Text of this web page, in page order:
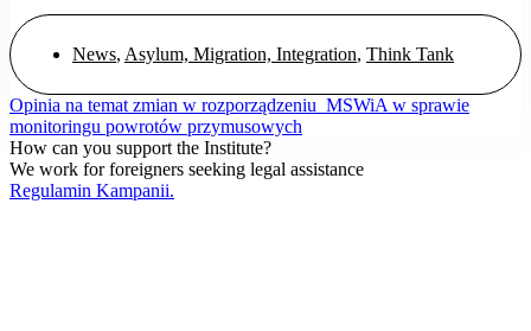
News, Asylum, Migration, Integration, Think Tank
Opinia na temat zmian w rozporządzeniu MSWiA w sprawie
monitoringu powrotów przymusowych
How can you support the Institute?
We work for foreigners seeking legal assistance
Regulamin Kampanii.